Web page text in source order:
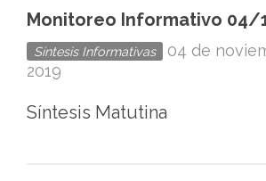
Monitoreo Informativo 04/
Síntesis Informativas
04 de
2019
Síntesis Matutina